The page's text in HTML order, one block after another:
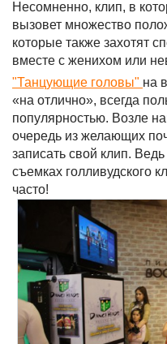
Несомненно, клип, в
вызовет множество
которые также захотят
вместе с женихом или
"Танцующие головы" на
«на отлично», всегда
популярностью. Возле
очередь из желающих
записать свой клип.
съемках голливудского
часто!